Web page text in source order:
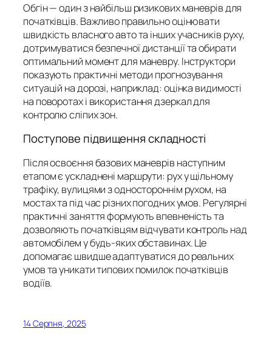
Обгін — один з найбільш ризикових маневрів для
початківців. Важливо правильно оцінювати
швидкість власного авто та інших учасників руху,
дотримуватися безпечної дистанції та обирати
оптимальний момент для маневру. Інструктори
показують практичні методи прогнозування
ситуацій на дорозі, наприклад: оцінка видимості
на поворотах і використання дзеркал для
контролю сліпих зон.
Поступове підвищення складності
Після освоєння базових маневрів наступним
етапом є ускладнені маршрути: рух у щільному
трафіку, вулицями з одностороннім рухом, на
мостах та під час різних погодних умов. Регулярні
практичні заняття формують впевненість та
дозволяють початківцям відчувати контроль над
автомобілем у будь-яких обставинах. Це
допомагає швидше адаптуватися до реальних
умов та уникати типових помилок початківців
водіїв.
14 Серпня, 2025